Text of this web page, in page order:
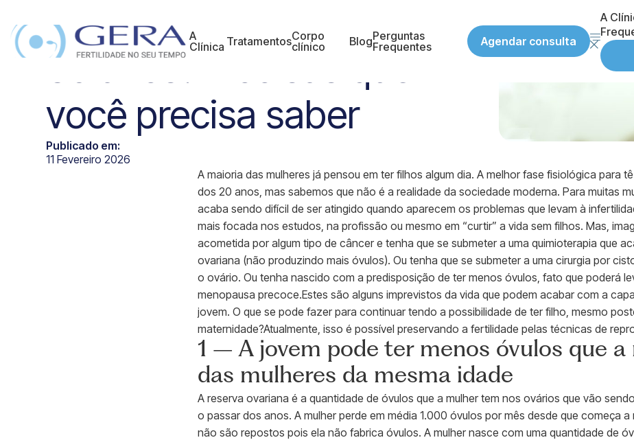
A
Clínica TratamentosCorpo
clínico
BlogPerguntas
Frequentes
Agendar consulta
A
Quer ser mãe após os
35 anos? 7 coisas que
você precisa saber
Publicado em:
11 Fevereiro 2026
A maioria das mulheres já pensou em ter filhos algum dia. A melhor fase fisiológica para
dos 20 anos, mas sabemos que não é a realidade da sociedade moderna. Para muitas
acaba sendo difícil de ser atingido quando aparecem os problemas que levam à
mais focada nos estudos, na profissão ou mesmo em “curtir” a vida sem filhos. Mas,
acometida por algum tipo de câncer e tenha que se submeter a uma quimioterapia que
ovariana (não produzindo mais óvulos). Ou tenha que se submeter a uma cirurgia por
o ovário. Ou tenha nascido com a predisposição de ter menos óvulos, fato que poderá
menopausa precoce.Estes são alguns imprevistos da vida que podem acabar com a
jovem. O que se pode fazer para continuar tendo a possibilidade de ter filho, mesmo
maternidade?Atualmente, isso é possível preservando a fertilidade pelas técnicas de
1 – A jovem pode ter menos óvulos que a
das mulheres da mesma idade
A reserva ovariana é a quantidade de óvulos que a mulher tem nos ovários que vão
o passar dos anos. A mulher perde em média 1.000 óvulos por mês desde que começa a
não são repostos pois ela não fabrica óvulos. A mulher nasce com uma quantidade de